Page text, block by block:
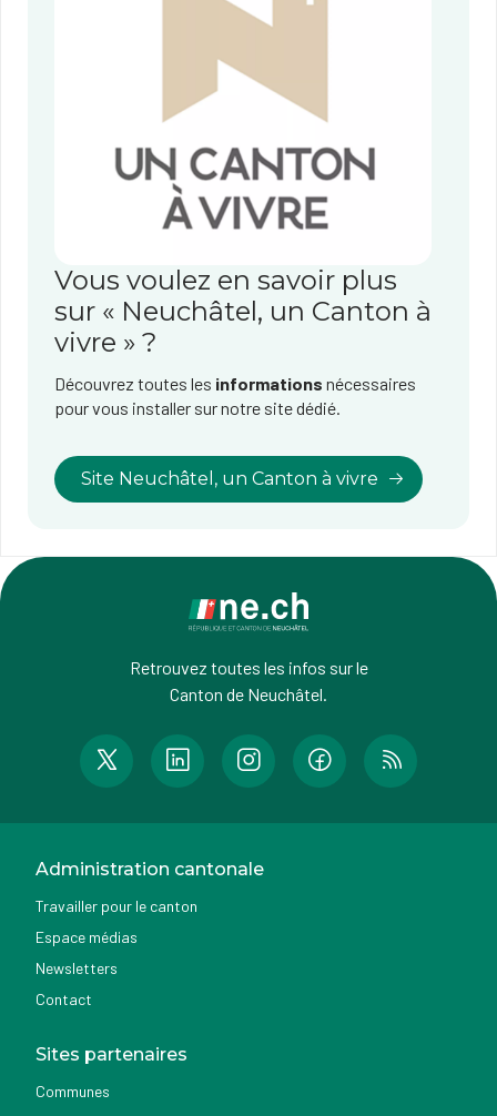
Vous voulez en savoir plus
sur « Neuchâtel, un Canton à
vivre » ?
Découvrez toutes les informations nécessaires
pour vous installer sur notre site dédié.
Site Neuchâtel, un Canton à vivre
Retrouvez toutes les infos sur le
Canton de Neuchâtel.
Administration cantonale
Travailler pour le canton
Espace médias
Newsletters
Contact
Sites partenaires
Communes